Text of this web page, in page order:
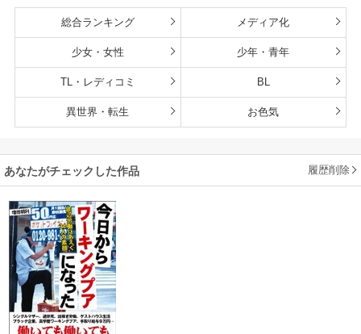
総合ランキング メディア化
少女・女性 少年・青年
TL・レディコミ BL
異世界・転生 お色気
あなたがチェックした作品 履歴削除